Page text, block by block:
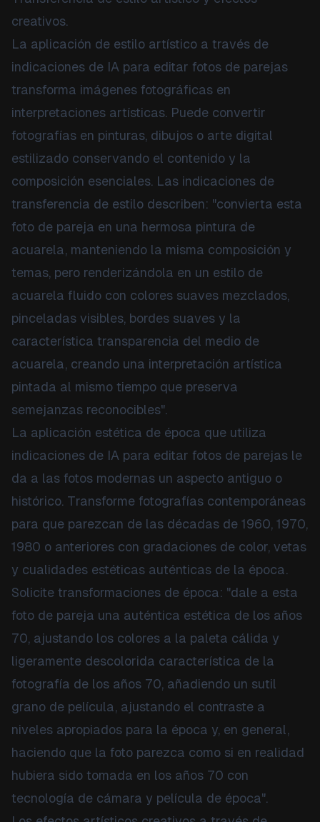
creativos.
La aplicación de estilo artístico a través de
indicaciones de IA para editar fotos de parejas
transforma imágenes fotográficas en
interpretaciones artísticas. Puede convertir
fotografías en pinturas, dibujos o arte digital
estilizado conservando el contenido y la
composición esenciales. Las indicaciones de
transferencia de estilo describen: "convierta esta
foto de pareja en una hermosa pintura de
acuarela, manteniendo la misma composición y
temas, pero renderizándola en un estilo de
acuarela fluido con colores suaves mezclados,
pinceladas visibles, bordes suaves y la
característica transparencia del medio de
acuarela, creando una interpretación artística
pintada al mismo tiempo que preserva
semejanzas reconocibles".
La aplicación estética de época que utiliza
indicaciones de IA para editar fotos de parejas le
da a las fotos modernas un aspecto antiguo o
histórico. Transforme fotografías contemporáneas
para que parezcan de las décadas de 1960, 1970,
1980 o anteriores con gradaciones de color, vetas
y cualidades estéticas auténticas de la época.
Solicite transformaciones de época: "dale a esta
foto de pareja una auténtica estética de los años
70, ajustando los colores a la paleta cálida y
ligeramente descolorida característica de la
fotografía de los años 70, añadiendo un sutil
grano de película, ajustando el contraste a
niveles apropiados para la época y, en general,
haciendo que la foto parezca como si en realidad
hubiera sido tomada en los años 70 con
tecnología de cámara y película de época".